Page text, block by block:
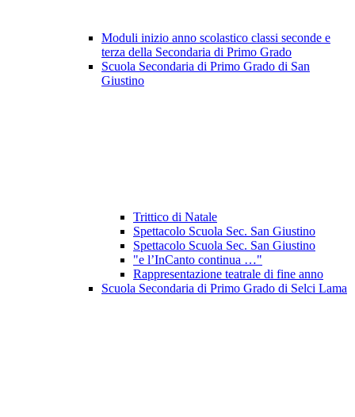
Moduli inizio anno scolastico classi seconde e
terza della Secondaria di Primo Grado
Scuola Secondaria di Primo Grado di San
Giustino
Trittico di Natale
Spettacolo Scuola Sec. San Giustino
Spettacolo Scuola Sec. San Giustino
"e l’InCanto continua …"
Rappresentazione teatrale di fine anno
Scuola Secondaria di Primo Grado di Selci Lama